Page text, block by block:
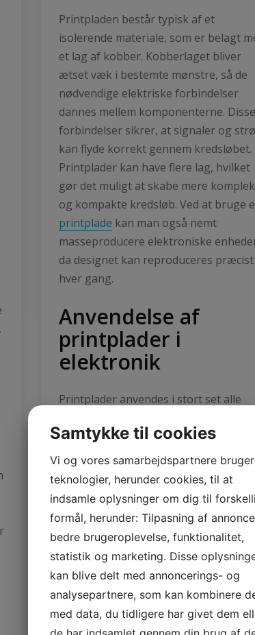
Printpladen består typisk af et
isolerende materiale, som er belagt
et lag af kobber. Kobberlaget bliver
ætset væk i bestemte mønstre, så de
nødvendige elektriske forbindelser
dannes mellem komponenterne. Disse
forbindelser sikrer, at signaler og
kan flyde korrekt gennem kredsløbet.
Printplader kan have flere lag, hvilket
gør det muligt at skabe mere
og kompakte kredsløb. Ved at bruge
printplade kan man også nemt
masseproducere elektroniske
da designet kan reproduceres præcist
hver gang.
Anvendelse af
printplader i
elektronik
Printplader anvendes i stort set alle
gadgets som smartphones og
computere til større industrielle
maskiner. De sikrer, at alle
som modstande, kondensatorer, chips
og dioder er korrekt forbundet og
fungerer optimalt sammen. En god
printplade er afgørende for enhedens
pålidelighed og holdbarhed, da dårligt
designede printplader kan føre til fejl
nedbrud.
Samtykke til cookies
Vi og vores samarbejdspartnere bruger
teknologier, herunder cookies, til at
indsamle oplysninger om dig til
formål, herunder: Tilpasning af
bedre brugeroplevelse, funktionalitet,
statistik og marketing. Disse
kan blive delt med annoncerings- og
analysepartnere, som kan kombinere
med data, du tidligere har givet dem